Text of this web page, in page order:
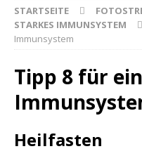
STARTSEITE
STARKES IMMUNSYSTEM
Immunsystem
Tipp 8 für
Heilfasten